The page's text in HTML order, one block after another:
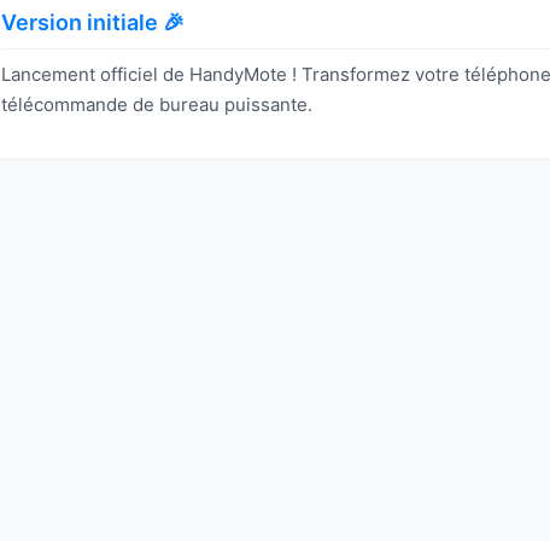
Version initiale 🎉
Lancement officiel de HandyMote ! Transformez votre
télécommande de bureau puissante.